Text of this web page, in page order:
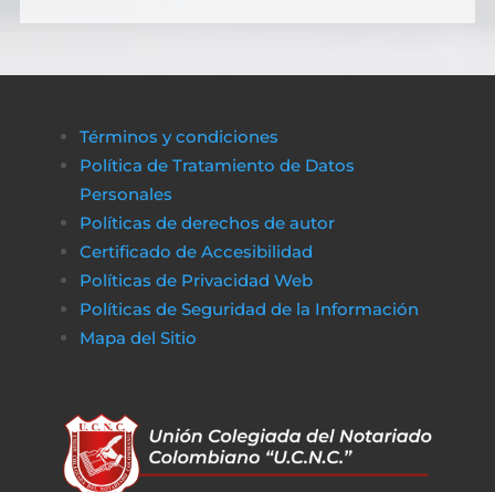
de financiamiento rápido y transparente,
administrativo pueda completarse sin
obstáculos económicos.
De la misma manera, en
jugadores pueden disfrutar de un entorno
de juego claro y sin complicaciones. Al igual
las transacciones son seguras y rápidas, lo
que permite a los jugadores concentrarse
en lo que más importa: la experiencia de
Términos y condiciones
Política de Tratamiento de Datos
Personales
Políticas de derechos de autor
Certificado de Accesibilidad
Políticas de Privacidad Web
Políticas de Seguridad de la Información
Mapa del Sitio